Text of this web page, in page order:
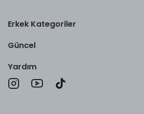
Erkek Kategoriler
Güncel
Yardım